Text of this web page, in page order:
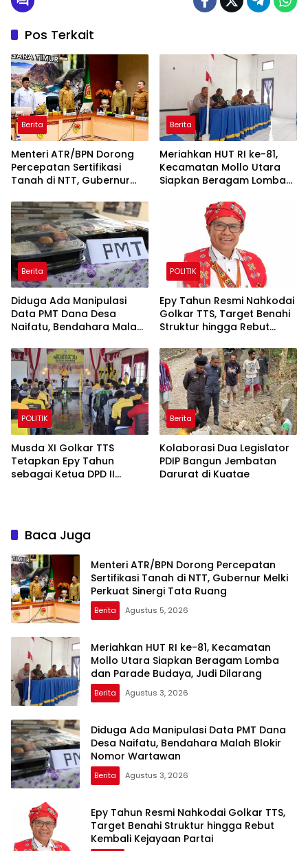
Pos Terkait
Berita
Menteri ATR/BPN Dorong
Percepatan Sertifikasi
Tanah di NTT, Gubernur
Ruang
Berita
Meriahkan HUT RI ke-81,
Kecamatan Mollo Utara
Siapkan Beragam Lomba
Berita
Diduga Ada Manipulasi
Data PMT Dana Desa
Naifatu, Bendahara Malah
POLITIK
Epy Tahun Resmi Nahkodai
Golkar TTS, Target Benahi
Struktur hingga Rebut
POLITIK
Musda XI Golkar TTS
Tetapkan Epy Tahun
sebagai Ketua DPD II
Berita
Kolaborasi Dua Legislator
PDIP Bangun Jembatan
Darurat di Kuatae
Baca Juga
Menteri ATR/BPN Dorong Percepatan
Sertifikasi Tanah di NTT, Gubernur Melki
Perkuat Sinergi Tata Ruang
Berita Agustus 5, 2026
Meriahkan HUT RI ke-81, Kecamatan
Mollo Utara Siapkan Beragam Lomba
dan Parade Budaya, Judi Dilarang
Berita Agustus 3, 2026
Diduga Ada Manipulasi Data PMT Dana
Desa Naifatu, Bendahara Malah Blokir
Nomor Wartawan
Berita Agustus 3, 2026
Epy Tahun Resmi Nahkodai Golkar TTS,
Target Benahi Struktur hingga Rebut
Kembali Kejayaan Partai